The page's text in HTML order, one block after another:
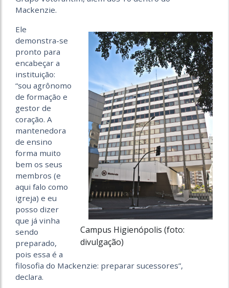
Mackenzie.
Campus Higienópolis (foto:
divulgação)
Ele
demonstra-se
pronto para
encabeçar a
instituição:
“sou agrônomo
de formação e
gestor de
coração. A
mantenedora
de ensino
forma muito
bem os seus
membros (e
aqui falo como
igreja) e eu
posso dizer
que já vinha
sendo
preparado,
pois essa é a
filosofia do Mackenzie: preparar sucessores”,
declara.